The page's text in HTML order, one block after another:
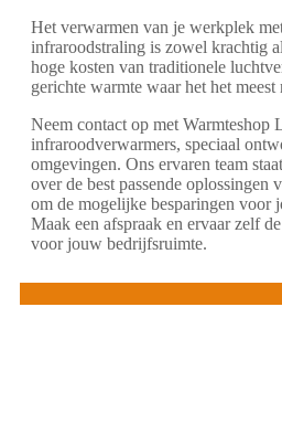
Het verwarmen van je werkplek
infraroodstraling is zowel krachtig
hoge kosten van traditionele
gerichte warmte waar het het meest
Neem contact op met Warmteshop
infraroodverwarmers, speciaal
omgevingen. Ons ervaren team
over de best passende oplossingen
om de mogelijke besparingen voor
Maak een afspraak en ervaar zelf
voor jouw bedrijfsruimte.